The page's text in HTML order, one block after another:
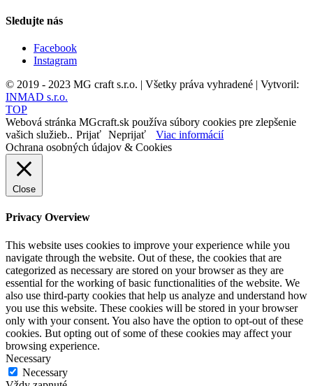
Sledujte nás
Facebook
Instagram
© 2019 - 2023 MG craft s.r.o. | Všetky práva vyhradené | Vytvoril:
INMAD s.r.o.
TOP
Webová stránka MGcraft.sk používa súbory cookies pre zlepšenie
vašich služieb.. Prijať Neprijať
Viac informácií
Ochrana osobných údajov & Cookies
Close
Privacy Overview
This website uses cookies to improve your experience while you
navigate through the website. Out of these, the cookies that are
categorized as necessary are stored on your browser as they are
essential for the working of basic functionalities of the website. We
also use third-party cookies that help us analyze and understand how
you use this website. These cookies will be stored in your browser
only with your consent. You also have the option to opt-out of these
cookies. But opting out of some of these cookies may affect your
browsing experience.
Necessary
Necessary